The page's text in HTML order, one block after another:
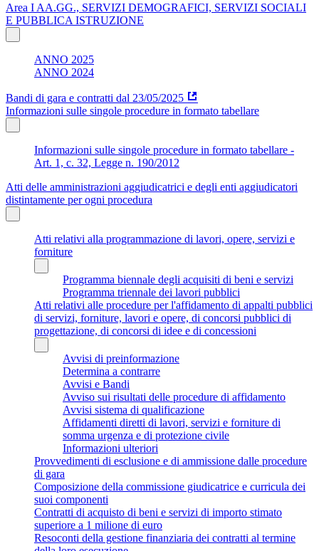
Area I AA.GG., SERVIZI DEMOGRAFICI, SERVIZI SOCIALI
E PUBBLICA ISTRUZIONE
ANNO 2025
ANNO 2024
Bandi di gara e contratti dal 23/05/2025
Informazioni sulle singole procedure in formato tabellare
Informazioni sulle singole procedure in formato tabellare -
Art. 1, c. 32, Legge n. 190/2012
Atti delle amministrazioni aggiudicatrici e degli enti aggiudicatori
distintamente per ogni procedura
Atti relativi alla programmazione di lavori, opere, servizi e
forniture
Programma biennale degli acquisiti di beni e servizi
Programma triennale dei lavori pubblici
Atti relativi alle procedure per l'affidamento di appalti pubblici
di servizi, forniture, lavori e opere, di concorsi pubblici di
progettazione, di concorsi di idee e di concessioni
Avvisi di preinformazione
Determina a contrarre
Avvisi e Bandi
Avviso sui risultati delle procedure di affidamento
Avvisi sistema di qualificazione
Affidamenti diretti di lavori, servizi e forniture di
somma urgenza e di protezione civile
Informazioni ulteriori
Provvedimenti di esclusione e di ammissione dalle procedure
di gara
Composizione della commissione giudicatrice e curricula dei
suoi componenti
Contratti di acquisto di beni e servizi di importo stimato
superiore a 1 milione di euro
Resoconti della gestione finanziaria dei contratti al termine